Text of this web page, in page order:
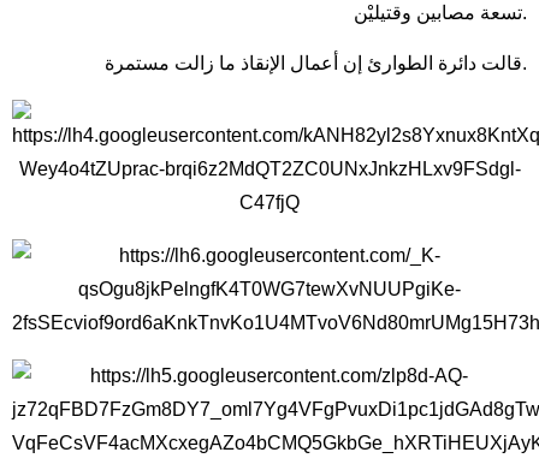
تسعة مصابين وقتيليْن.
قالت دائرة الطوارئ إن أعمال الإنقاذ ما زالت مستمرة.